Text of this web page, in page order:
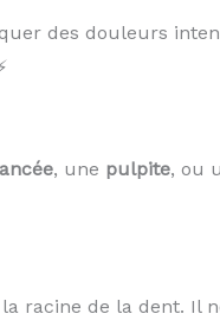
des douleurs
, une pulpite, ou
racine de la dent. Il